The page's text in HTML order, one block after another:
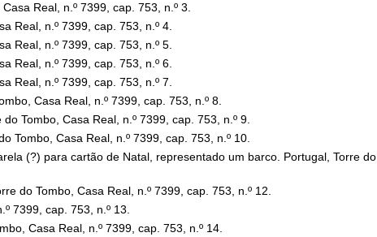
Real, n.º 7399, cap. 753, n.º 3.
Real, n.º 7399, cap. 753, n.º 4.
Real, n.º 7399, cap. 753, n.º 5.
Real, n.º 7399, cap. 753, n.º 6.
Real, n.º 7399, cap. 753, n.º 7.
Casa Real, n.º 7399, cap. 753, n.º 8.
Tombo, Casa Real, n.º 7399, cap. 753, n.º 9.
Tombo, Casa Real, n.º 7399, cap. 753, n.º 10.
(?) para cartão de Natal, representado um barco. Portugal, Torre do
do Tombo, Casa Real, n.º 7399, cap. 753, n.º 12.
7399, cap. 753, n.º 13.
Casa Real, n.º 7399, cap. 753, n.º 14.